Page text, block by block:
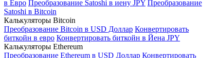
в Евро Преобразование Satoshi в иену JPY Преобразование
Satoshi в Bitcoin
Калькуляторы Bitcoin
Преобразование Bitcoin в USD Доллар Конвертировать
биткойн в евро Конвертировать биткойн в Йена JPY
Калькуляторы Ethereum
Преобразование Ethereum в USD Доллар Конвертировать